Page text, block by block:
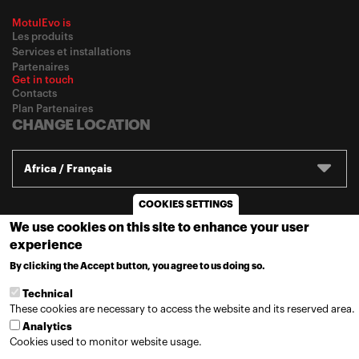
MotulEvo is
Les produits
Services et installations
Partenaires
Get in touch
Contacts
Plan Partenaires
CHANGE LOCATION
Africa / Français
© 2020 Motul- Privacy policy
COOKIES SETTINGS
We use cookies on this site to enhance your user
experience
By clicking the Accept button, you agree to us doing so.
Technical
These cookies are necessary to access the website and its reserved area.
Analytics
Cookies used to monitor website usage.